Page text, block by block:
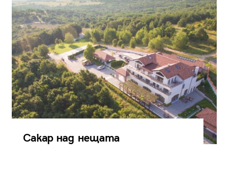
Сакар над нещата